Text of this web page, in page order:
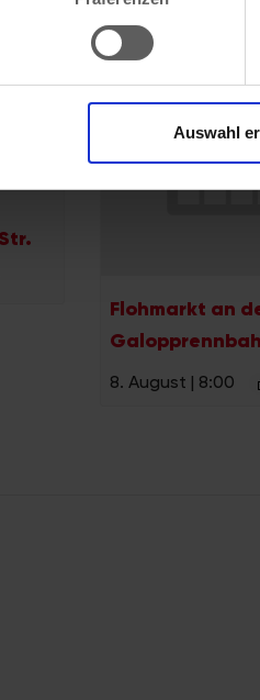
Ihre persönlichen Daten
und Anzeigen zu
zu analysieren.
soziale Medien, Werbung und
Auswahl
Flohmarkt an
8. August | 8:00